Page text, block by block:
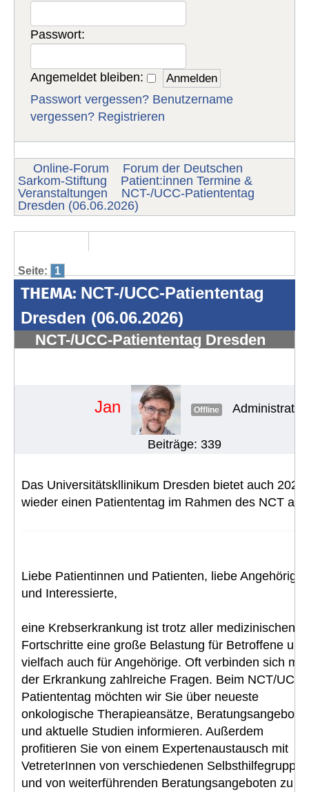
Passwort:
Angemeldet bleiben:
Passwort vergessen? Benutzername
vergessen? Registrieren
Online-Forum
Forum der Deutschen
Sarkom-Stiftung
Patient:innen Termine &
Veranstaltungen
NCT-/UCC-Patiententag
Dresden (06.06.2026)
Seite: 1
THEMA: NCT-/UCC-Patiententag
Dresden (06.06.2026)
NCT-/UCC-Patiententag Dresden
Jan Offline Administrator
Beiträge: 339
Das Universitätskllinikum Dresden bietet auch 2026
wieder einen Patiententag im Rahmen des NCT an:
Liebe Patientinnen und Patienten, liebe Angehörige
und Interessierte,
eine Krebserkrankung ist trotz aller medizinischen
Fortschritte eine große Belastung für Betroffene und
vielfach auch für Angehörige. Oft verbinden sich mit
der Erkrankung zahlreiche Fragen. Beim NCT/UCC-
Patiententag möchten wir Sie über neueste
onkologische Therapieansätze, Beratungsangebote
und aktuelle Studien informieren. Außerdem
profitieren Sie von einem Expertenaustausch mit
VetreterInnen von verschiedenen Selbsthilfegruppen
und von weiterführenden Beratungsangeboten zu